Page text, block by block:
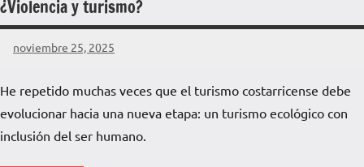
¿Violencia y turismo?
noviembre 25, 2025
La
de
La
Pampa
He repetido muchas veces que el turismo costarricense debe
evolucionar hacia una nueva etapa: un turismo ecológico con
inclusión del ser humano.